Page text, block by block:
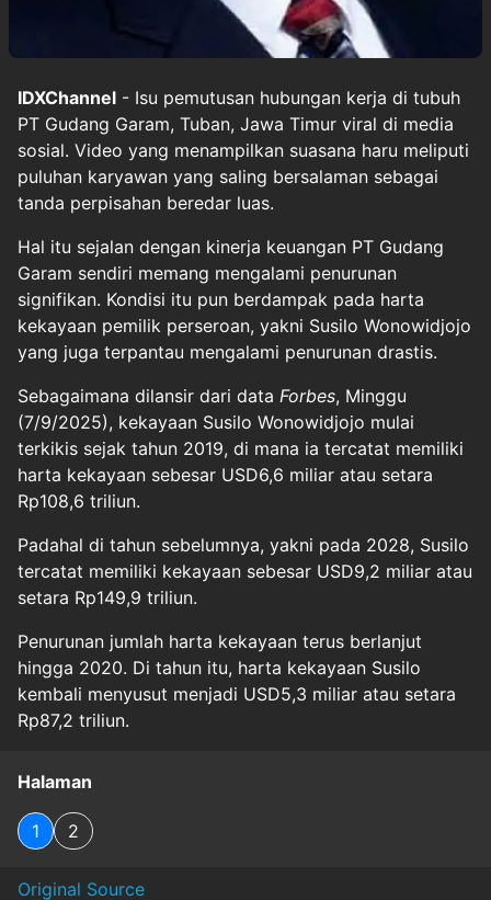
IDXChannel - Isu pemutusan hubungan kerja di tubuh
PT Gudang Garam, Tuban, Jawa Timur viral di media
sosial. Video yang menampilkan suasana haru meliputi
puluhan karyawan yang saling bersalaman sebagai
tanda perpisahan beredar luas.
Hal itu sejalan dengan kinerja keuangan PT Gudang
Garam sendiri memang mengalami penurunan
signifikan. Kondisi itu pun berdampak pada harta
kekayaan pemilik perseroan, yakni Susilo Wonowidjojo
yang juga terpantau mengalami penurunan drastis.
Sebagaimana dilansir dari data Forbes, Minggu
(7/9/2025), kekayaan Susilo Wonowidjojo mulai
terkikis sejak tahun 2019, di mana ia tercatat memiliki
harta kekayaan sebesar USD6,6 miliar atau setara
Rp108,6 triliun.
Padahal di tahun sebelumnya, yakni pada 2028, Susilo
tercatat memiliki kekayaan sebesar USD9,2 miliar atau
setara Rp149,9 triliun.
Penurunan jumlah harta kekayaan terus berlanjut
hingga 2020. Di tahun itu, harta kekayaan Susilo
kembali menyusut menjadi USD5,3 miliar atau setara
Rp87,2 triliun.
Halaman
1 2
Original Source